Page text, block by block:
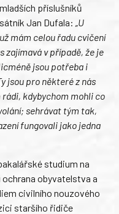
příslušníků
Jan Dufala: „U
mám celou řadu cvičení
zajímavá v případě, že je
jsou potřeba i
jsou pro některé z nás
kdybychom mohli co
sehrávat tým tak,
fungovali jako jedna
studium na
obyvatelstva a
civilního nouzového
staršího řidiče